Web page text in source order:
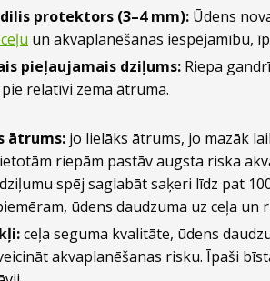
protektors (3–4 mm): Ūdens
un akvaplanēšanas iespējamību,
pieļaujamais dziļums: Riepa
relatīvi zema ātruma.
ātrums: jo lielāks ātrums, jo mazāk
riepām pastāv augsta riska
spēj saglabāt saķeri līdz pat
ūdens daudzuma uz ceļa un
ceļa seguma kvalitāte, ūdens
akvaplanēšanas risku. Īpaši